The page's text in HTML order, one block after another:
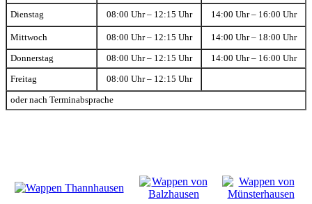
Dienstag 08:00 Uhr – 12:15 Uhr 14:00 Uhr – 16:00 Uhr
Mittwoch 08:00 Uhr – 12:15 Uhr 14:00 Uhr – 18:00 Uhr
Donnerstag 08:00 Uhr – 12:15 Uhr 14:00 Uhr – 16:00 Uhr
Freitag 08:00 Uhr – 12:15 Uhr
oder nach Terminabsprache